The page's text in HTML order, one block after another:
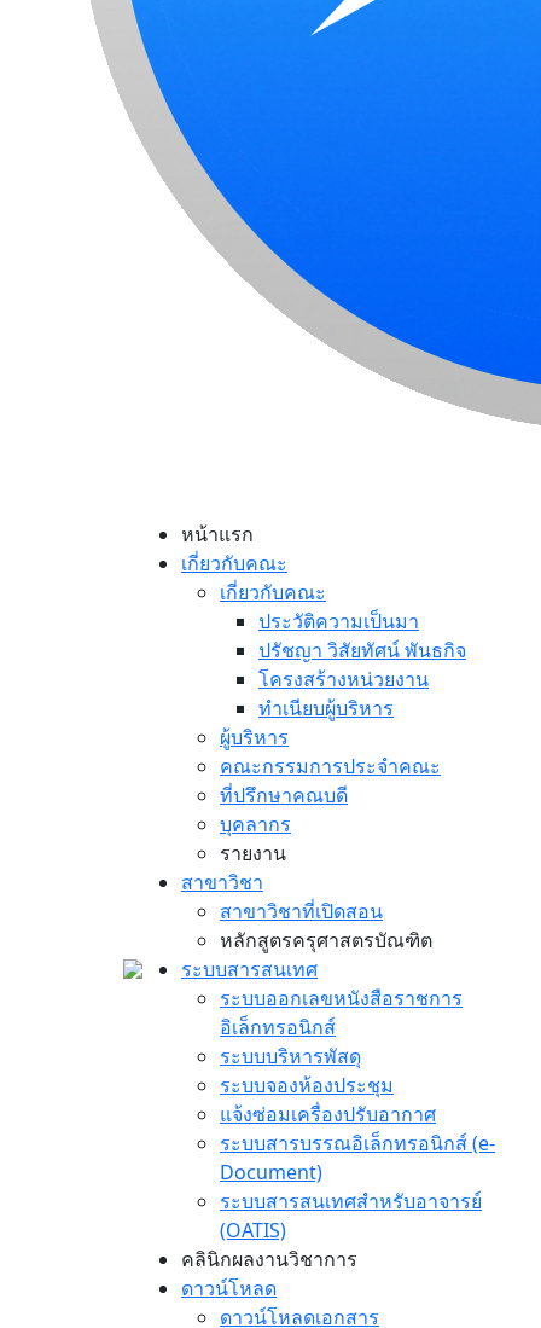
หน้าแรก
เกี่ยวกับคณะ
เกี่ยวกับคณะ
ประวัติความเป็นมา
ปรัชญา วิสัยทัศน์ พันธกิจ
โครงสร้างหน่วยงาน
ทำเนียบผู้บริหาร
ผู้บริหาร
คณะกรรมการประจำคณะ
ที่ปรึกษาคณบดี
บุคลากร
รายงาน
สาขาวิชา
สาขาวิชาที่เปิดสอน
หลักสูตรครุศาสตรบัณฑิต
ระบบสารสนเทศ
ระบบออกเลขหนังสือราชการ
อิเล็กทรอนิกส์
ระบบบริหารพัสดุ
ระบบจองห้องประชุม
แจ้งซ่อมเครื่องปรับอากาศ
ระบบสารบรรณอิเล็กทรอนิกส์ (e-
Document)
ระบบสารสนเทศสำหรับอาจารย์
(OATIS)
คลินิกผลงานวิชาการ
ดาวน์โหลด
ดาวน์โหลดเอกสาร